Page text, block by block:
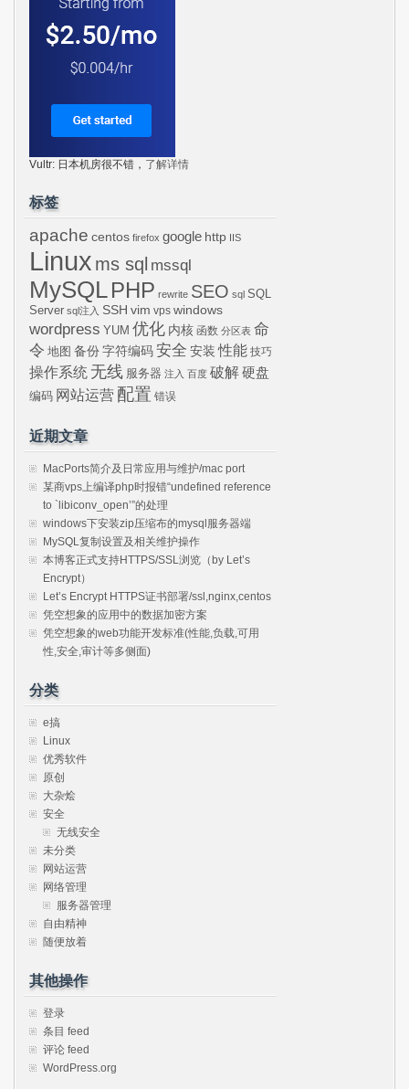
Vultr: 日本机房很不错， 了解详情
标签
apache centos firefox google http IIS
Linux ms sql mssql
MySQLPHP rewrite SEO sql SQL
Server sql注入 SSH vim vps windows
wordpress YUM 优化 内核 函数 分区表 命
令 地图 备份 字符编码 安全 安装 性能 技巧
操作系统 无线 服务器 注入 百度 破解硬盘
编码 网站运营 配置 错误
近期文章
MacPorts简介及日常应用与维护/mac port
某商vps上编译php时报错“undefined reference
to `libiconv_open’”的处理
windows下安装zip压缩布的mysql服务器端
MySQL复制设置及相关维护操作
本博客正式支持HTTPS/SSL浏览（by Let’s
Encrypt）
Let’s Encrypt HTTPS证书部署/ssl,nginx,centos
凭空想象的应用中的数据加密方案
凭空想象的web功能开发标准(性能,负载,可用
性,安全,审计等多侧面)
分类
e搞
Linux
优秀软件
原创
大杂烩
安全
无线安全
未分类
网站运营
网络管理
服务器管理
自由精神
随便放着
其他操作
登录
条目 feed
评论 feed
WordPress.org